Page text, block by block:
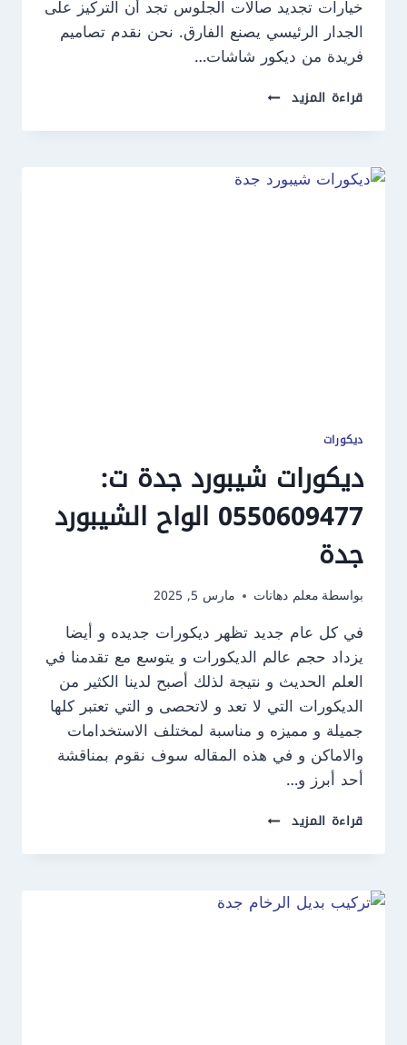
خيارات تجديد صالات الجلوس تجد أن التركيز على
الجدار الرئيسي يصنع الفارق. نحن نقدم تصاميم
فريدة من ديكور شاشات…
قراءة المزيد ديكور
تلفزيون
0550609477
ديكورات
ديكورات شيبورد جدة ت:
0550609477 الواح الشيبورد
جدة
بواسطة معلم دهانات مارس 5, 2025
في كل عام جديد تظهر ديكورات جديده و أيضا
يزداد حجم عالم الديكورات و يتوسع مع تقدمنا في
العلم الحديث و نتيجة لذلك أصبح لدينا الكثير من
الديكورات التي لا تعد و لاتحصى و التي تعتبر كلها
جميلة و مميزه و مناسبة لمختلف الاستخدامات
والاماكن و في هذه المقاله سوف نقوم بمناقشة
أحد أبرز و…
قراءة المزيد ديكورات
جدة
0550609477
الواح